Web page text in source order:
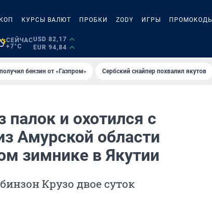
КУРСЫ ВАЛЮТ ПРОБКИ ZODY ИГРЫ ПРОМОКОДЫ
СЕЙЧАС
+7°C
USD 82,17
EUR 94,84
бензин от «Газпром» Сербский снайпер похвалил якутов
и охотился с
Амурской области
зимнике в Якутии
Крузо двое суток